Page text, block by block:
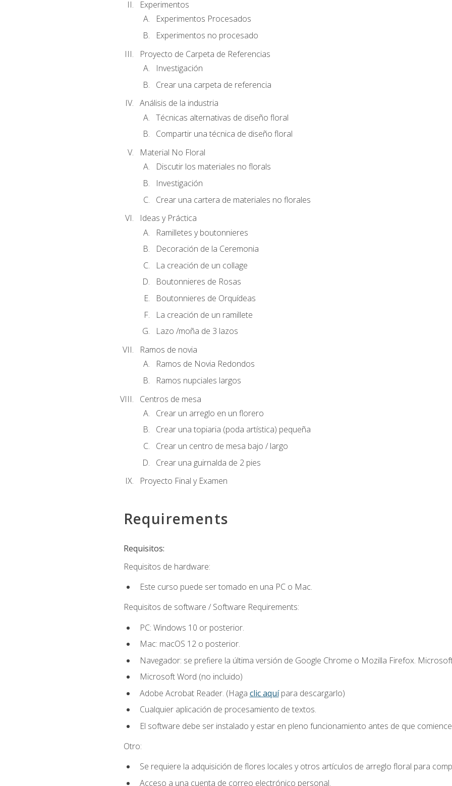
Experimentos
Experimentos Procesados
Experimentos no procesado
Proyecto de Carpeta de Referencias
Investigación
Crear una carpeta de referencia
Análisis de la industria
Técnicas alternativas de diseño floral
Compartir una técnica de diseño floral
Material No Floral
Discutir los materiales no florals
Investigación
Crear una cartera de materiales no florales
Ideas y Práctica
Ramilletes y boutonnieres
Decoración de la Ceremonia
La creación de un collage
Boutonnieres de Rosas
Boutonnieres de Orquídeas
La creación de un ramillete
Lazo /moña de 3 lazos
Ramos de novia
Ramos de Novia Redondos
Ramos nupciales largos
Centros de mesa
Crear un arreglo en un florero
Crear una topiaria (poda artística) pequeña
Crear un centro de mesa bajo / largo
Crear una guirnalda de 2 pies
Proyecto Final y Examen
Requirements
Requisitos:
Requisitos de hardware:
Este curso puede ser tomado en una PC o Mac.
Requisitos de software / Software Requirements:
PC: Windows 10 or posterior.
Mac: macOS 12 o posterior.
Navegador: se prefiere la última versión de Google Chrome o Mozilla Firefox.
Microsoft Word (no incluido)
Adobe Acrobat Reader. (Haga clic aquípara descargarlo)
Cualquier aplicación de procesamiento de textos.
El software debe ser instalado y estar en pleno funcionamiento antes de que
Otro:
Se requiere la adquisición de flores locales y otros artículos de arreglo floral para
Acceso a una cuenta de correo electrónico personal.